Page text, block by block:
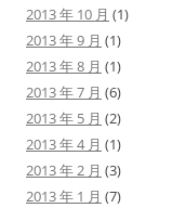
2013 年 10 月 (1)
2013 年 9 月 (1)
2013 年 8 月 (1)
2013 年 7 月 (6)
2013 年 5 月 (2)
2013 年 4 月 (1)
2013 年 2 月 (3)
2013 年 1 月 (7)